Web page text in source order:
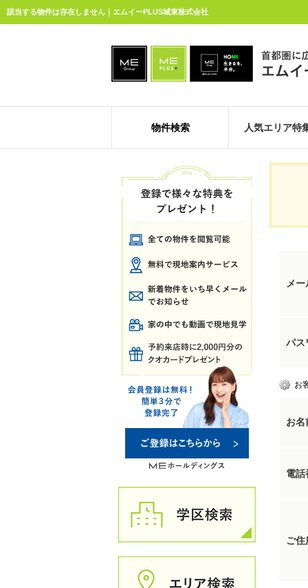
該当する物件は存在しません｜エムイーPLUS城東株式会社
物件検索 人気エリア特
メ
パス
お
お名
電話
ご住